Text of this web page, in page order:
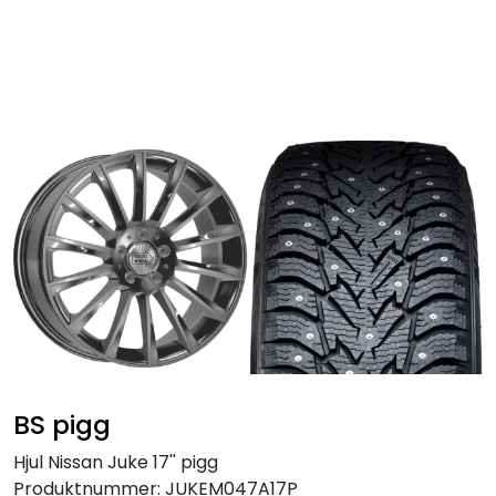
BS pigg
Hjul Nissan Juke 17'' pigg
Produktnummer: JUKEM047A17P
Hjulpakker
Felger
Lastebil
Buss
Anlegg